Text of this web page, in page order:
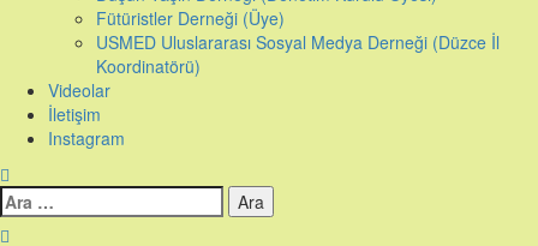
Fütüristler Derneği (Üye)
USMED Uluslararası Sosyal Medya Derneği (Düzce İl
Koordinatörü)
Videolar
İletişim
Instagram
Arama: